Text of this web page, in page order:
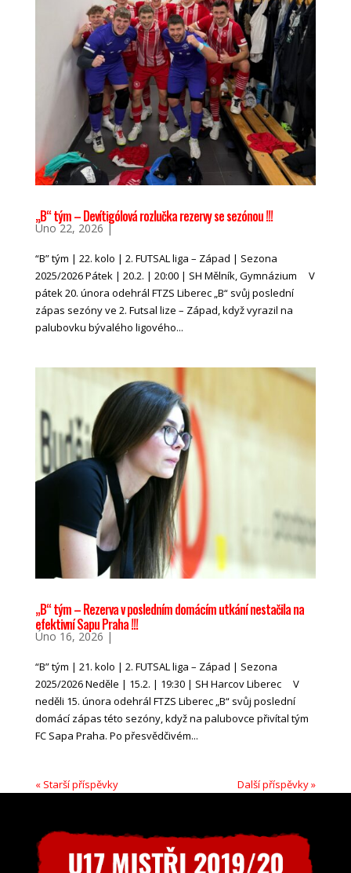
„B“ tým – Devítigólová rozlučka rezervy se sezónou !!!
Úno 22, 2026 |
“B” tým | 22. kolo | 2. FUTSAL liga – Západ | Sezona
2025/2026 Pátek | 20.2. | 20:00 | SH Mělník, Gymnázium V
pátek 20. února odehrál FTZS Liberec „B“ svůj poslední
zápas sezóny ve 2. Futsal lize – Západ, když vyrazil na
palubovku bývalého ligového...
„B“ tým – Rezerva v posledním domácím utkání nestačila na
efektivní Sapu Praha !!!
Úno 16, 2026 |
“B” tým | 21. kolo | 2. FUTSAL liga – Západ | Sezona
2025/2026 Neděle | 15.2. | 19:30 | SH Harcov Liberec V
neděli 15. února odehrál FTZS Liberec „B“ svůj poslední
domácí zápas této sezóny, když na palubovce přivítal tým
FC Sapa Praha. Po přesvědčivém...
« Starší příspěvky Další příspěvky »